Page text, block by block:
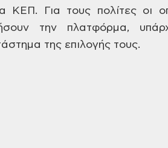
ΚΕΠ. Για τους πολίτες οι
την πλατφόρμα,
της επιλογής τους.